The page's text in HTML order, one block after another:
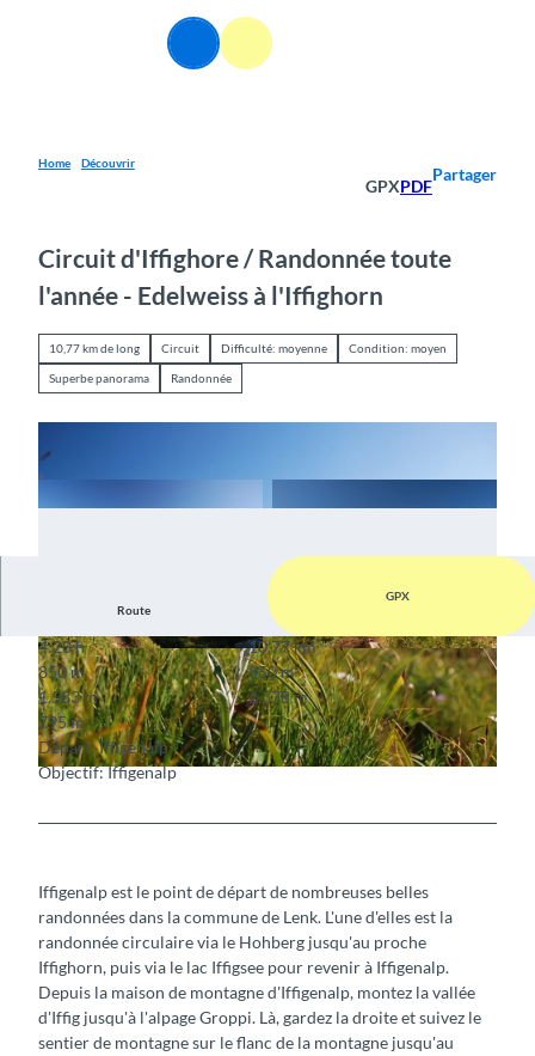
Recherche
Menu
Home Découvrir
GPXPDF
Partager
Circuit d'Iffighore / Randonnée toute
l'année - Edelweiss à l'Iffighorn
10,77 km de long Circuit Difficulté: moyenne Condition: moyen
Superbe panorama Randonnée
© Markus Schluep
© Markus Schluep, Inconnu © Markus Schluep, Inconnu
Route
GPX
4:20 h
10,77 km
850 m
850 m
1.583 m
2.378 m
795 m
Départ: Iffigenalp
Objectif: Iffigenalp
Iffigenalp est le point de départ de nombreuses belles
randonnées dans la commune de Lenk. L'une d'elles est la
randonnée circulaire via le Hohberg jusqu'au proche
Iffighorn, puis via le lac Iffigsee pour revenir à Iffigenalp.
Depuis la maison de montagne d'Iffigenalp, montez la vallée
d'Iffig jusqu'à l'alpage Groppi. Là, gardez la droite et suivez le
sentier de montagne sur le flanc de la montagne jusqu'au